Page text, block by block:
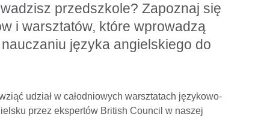
przedszkole? Zapoznaj się
i warsztatów, które wprowadzą
języka angielskiego do
udział w całodniowych warsztatach językowo-
przez ekspertów British Council w naszej